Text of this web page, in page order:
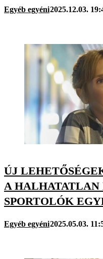
Egyéb egyéni2025.12.03.
ÚJ
A HALHATATLAN
SPORTOLÓK
Egyéb egyéni2025.05.03.